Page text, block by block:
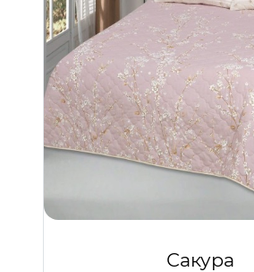
Сакура